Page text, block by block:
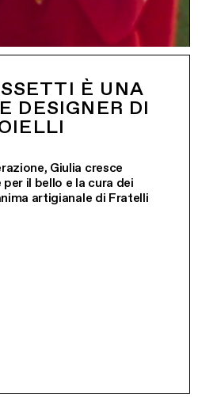
È UNA
DESIGNER DI
Giulia cresce
il bello e la cura dei
artigianale di Fratelli